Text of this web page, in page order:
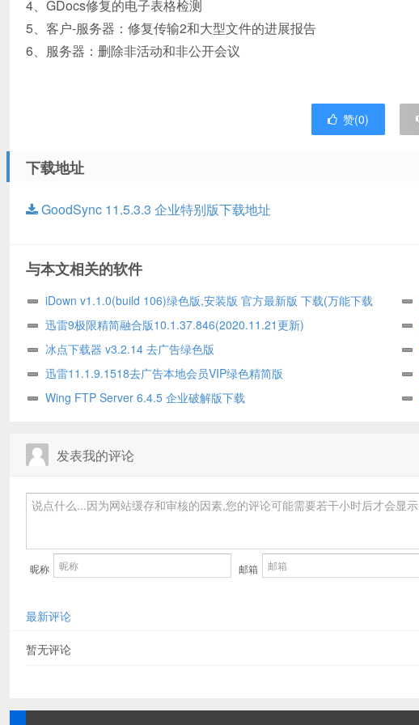
4、GDocs修复的电子表格检测
5、客户-服务器：修复传输2和大型文件的进展报告
6、服务器：删除非活动和非公开会议
赞(0)
下载地址
GoodSync 11.5.3.3 企业特别版下载地址
与本文相关的软件
iDown v1.1.0(build 106)绿色版,安装版 官方最新版 下载(万能下载
器) 迅雷9极限精简融合版10.1.37.846(2020.11.21更新)
冰点下载器 v3.2.14 去广告绿色版
迅雷11.1.9.1518去广告本地会员VIP绿色精简版
Wing FTP Server 6.4.5 企业破解版下载
发表我的评论
昵称 邮箱
最新评论
暂无评论